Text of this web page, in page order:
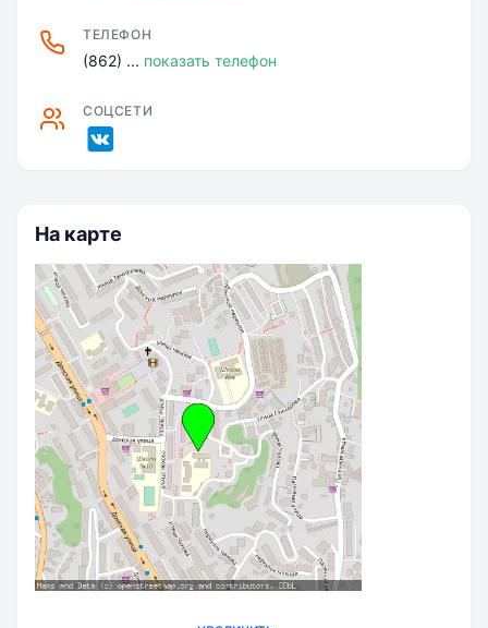
ТЕЛЕФОН
(862) ... показать телефон
СОЦСЕТИ
На карте